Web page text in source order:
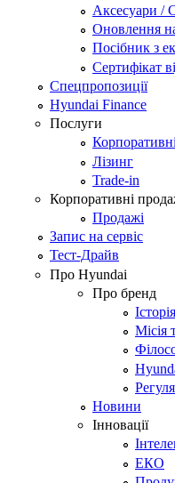
Аксесуари /
Оновлення
Посібник з
Сертифікат
Спецпропозиції
Hyundai Finance
Послуги
Лізинг
Trade-in
Корпоративні
Продажі
Запис на сервіс
Тест-Драйв
Про Hyundai
Про бренд
Історія
Місія
Новини
Інновації
ЕКО